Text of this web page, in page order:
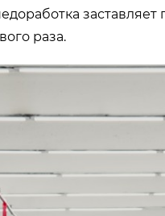
заставляет
раза.